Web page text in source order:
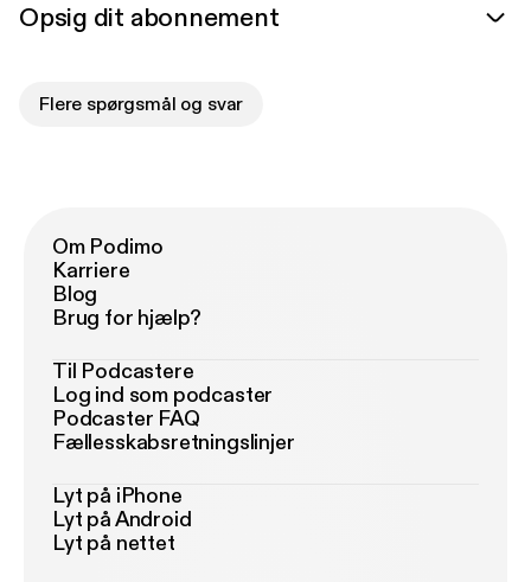
Opsig dit abonnement
Flere spørgsmål og svar
Om Podimo
Karriere
Blog
Brug for hjælp?
Til Podcastere
Log ind som podcaster
Podcaster FAQ
Fællesskabsretningslinjer
Lyt på iPhone
Lyt på Android
Lyt på nettet